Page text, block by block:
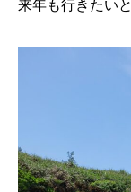
来年も行きたい